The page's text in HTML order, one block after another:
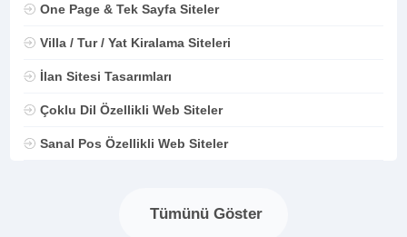
One Page & Tek Sayfa Siteler
Villa / Tur / Yat Kiralama Siteleri
İlan Sitesi Tasarımları
Çoklu Dil Özellikli Web Siteler
Sanal Pos Özellikli Web Siteler
Tümünü Göster